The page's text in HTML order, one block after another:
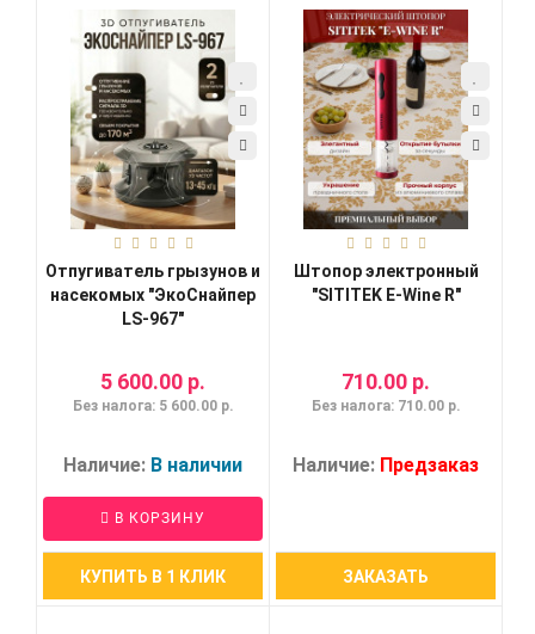
Отпугиватель грызунов и
насекомых "ЭкоСнайпер
LS-967"
5 600.00 р.
Без налога: 5 600.00 р.
Наличие: В наличии
В КОРЗИНУ
КУПИТЬ В 1 КЛИК
Штопор электронный
"SITITEK E-Wine R"
710.00 р.
Без налога: 710.00 р.
Наличие: Предзаказ
ЗАКАЗАТЬ